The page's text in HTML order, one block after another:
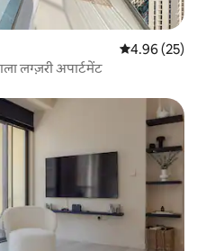
औसत रेटिंग 5 में
4.96 (25)
लग्ज़री अपार्टमेंट